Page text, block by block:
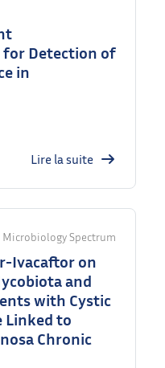
for Detection of
in
Lire la suite
Microbiology Spectrum
Ivacaftor on
and
with Cystic
Linked to
Chronic